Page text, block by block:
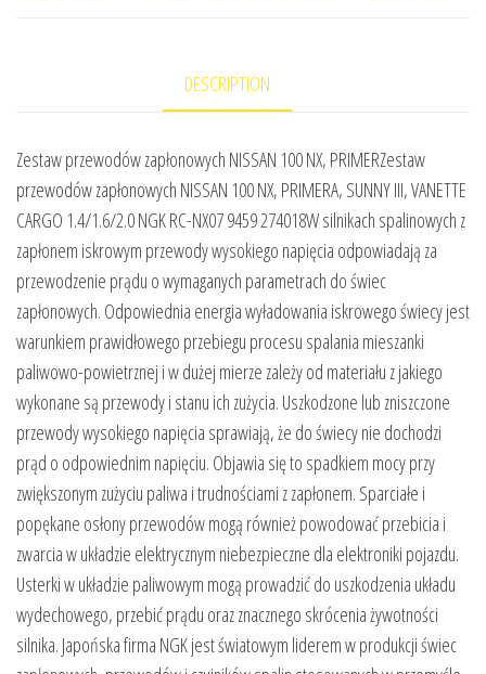
DESCRIPTION
Zestaw przewodów zapłonowych NISSAN 100 NX, PRIMERZestaw
przewodów zapłonowych NISSAN 100 NX, PRIMERA, SUNNY III, VANETTE
CARGO 1.4/1.6/2.0 NGK RC-NX07 9459 274018W silnikach spalinowych z
zapłonem iskrowym przewody wysokiego napięcia odpowiadają za
przewodzenie prądu o wymaganych parametrach do świec
zapłonowych. Odpowiednia energia wyładowania iskrowego świecy jest
warunkiem prawidłowego przebiegu procesu spalania mieszanki
paliwowo-powietrznej i w dużej mierze zależy od materiału z jakiego
wykonane są przewody i stanu ich zużycia. Uszkodzone lub zniszczone
przewody wysokiego napięcia sprawiają, że do świecy nie dochodzi
prąd o odpowiednim napięciu. Objawia się to spadkiem mocy przy
zwiększonym zużyciu paliwa i trudnościami z zapłonem. Sparciałe i
popękane osłony przewodów mogą również powodować przebicia i
zwarcia w układzie elektrycznym niebezpieczne dla elektroniki pojazdu.
Usterki w układzie paliwowym mogą prowadzić do uszkodzenia układu
wydechowego, przebić prądu oraz znacznego skrócenia żywotności
silnika. Japońska firma NGK jest światowym liderem w produkcji świec